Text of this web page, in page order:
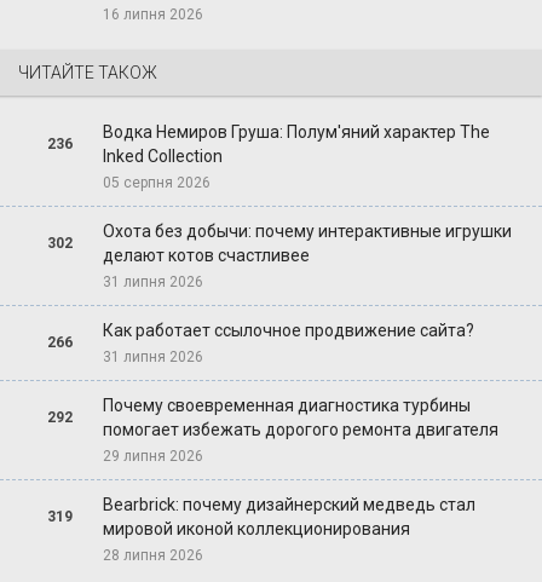
16 липня 2026
ЧИТАЙТЕ ТАКОЖ
236
Водка Немиров Груша: Полум'яний характер The
Inked Collection
05 серпня 2026
302
Охота без добычи: почему интерактивные игрушки
делают котов счастливее
31 липня 2026
266
Как работает ссылочное продвижение сайта?
31 липня 2026
292
Почему своевременная диагностика турбины
помогает избежать дорогого ремонта двигателя
29 липня 2026
319
Bearbrick: почему дизайнерский медведь стал
мировой иконой коллекционирования
28 липня 2026